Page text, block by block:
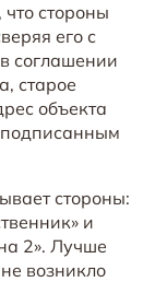
стороны
его с
соглашении
старое
объекта
подписанным
стороны:
и
2». Лучше
возникло